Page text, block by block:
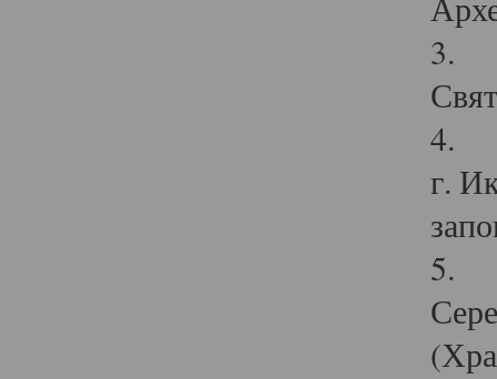
3.
4.
г.
5.